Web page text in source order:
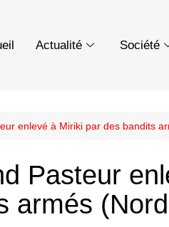
Actualité Société
enlevé à Miriki par des bandits
Pasteur
armés